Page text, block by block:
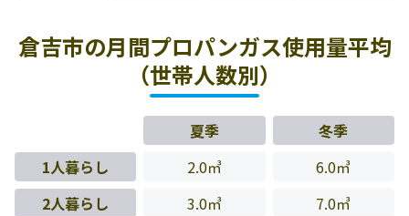
倉吉市の月間プロパンガス使用量平均
（世帯人数別）
夏季
冬季
1人暮らし
2.0㎥
6.0㎥
2人暮らし
3.0㎥
7.0㎥